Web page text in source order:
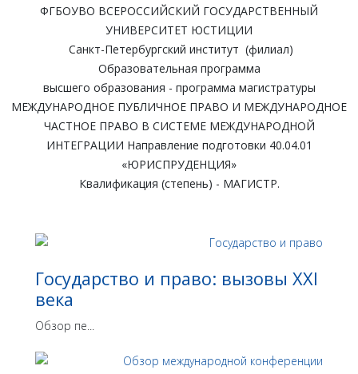
ФГБОУВО ВСЕРОССИЙСКИЙ ГОСУДАРСТВЕННЫЙ
УНИВЕРСИТЕТ ЮСТИЦИИ
Санкт-Петербургский институт (филиал)
Образовательная программа
высшего образования - программа магистратуры
МЕЖДУНАРОДНОЕ ПУБЛИЧНОЕ ПРАВО И МЕЖДУНАРОДНОЕ
ЧАСТНОЕ ПРАВО В СИСТЕМЕ МЕЖДУНАРОДНОЙ
ИНТЕГРАЦИИ Направление подготовки 40.04.01
«ЮРИСПРУДЕНЦИЯ»
Квалификация (степень) - МАГИСТР.
Государство и право: вызовы XXI
века
Обзор пе...